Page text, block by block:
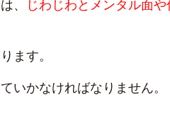
、
じわじわとメンタル面や
ます。
いかなければなりません。